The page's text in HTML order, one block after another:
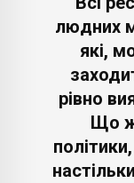
людних
які,
рівно
Що ж